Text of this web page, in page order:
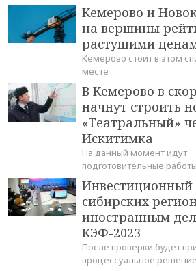
Кемерово и
на вершины
растущими
Кемерово стоит в этом
месте
В Кемерово в
начнут строить
«Театральный»
Искитимка
На данный момент идут
подготовительные работы
Инвестиционный
сибирских
иностранным
КЭФ-2023
После проверки будет
процессуальное решение